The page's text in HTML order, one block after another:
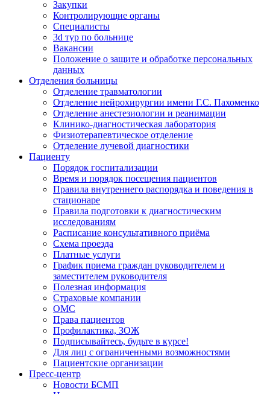
Закупки
Контролирующие органы
Специалисты
3d тур по больнице
Вакансии
Положение о защите и обработке персональных
данных
Отделения больницы
Отделение травматологии
Отделение нейрохирургии имени Г.С. Пахоменко
Отделение анестезиологии и реанимации
Клинико-диагностическая лаборатория
Физиотерапевтическое отделение
Отделение лучевой диагностики
Пациенту
Порядок госпитализации
Время и порядок посещения пациентов
Правила внутреннего распорядка и поведения в
стационаре
Правила подготовки к диагностическим
исследованиям
Расписание консультативного приёма
Схема проезда
Платные услуги
График приема граждан руководителем и
заместителем руководителя
Полезная информация
Страховые компании
ОМС
Права пациентов
Профилактика, ЗОЖ
Подписывайтесь, будьте в курсе!
Для лиц с ограниченными возможностями
Пациентские организации
Пресс-центр
Новости БСМП